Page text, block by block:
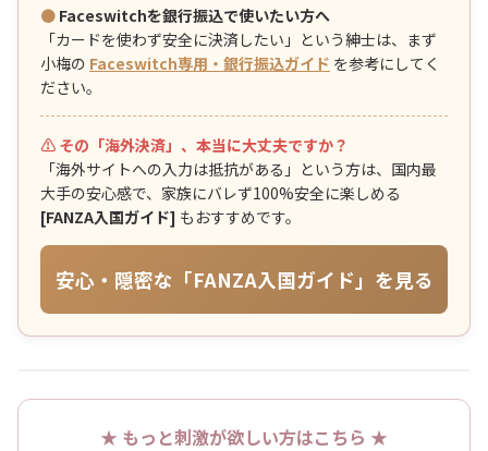
● Faceswitchを銀行振込で使いたい方へ
「カードを使わず安全に決済したい」という紳士は、まず
小梅の Faceswitch専用・銀行振込ガイド を参考にしてく
ださい。
⚠️ その「海外決済」、本当に大丈夫ですか？
「海外サイトへの入力は抵抗がある」という方は、国内最
大手の安心感で、家族にバレず100%安全に楽しめる
[FANZA入国ガイド] もおすすめです。
安心・隠密な「FANZA入国ガイド」を見る
★ もっと刺激が欲しい方はこちら ★